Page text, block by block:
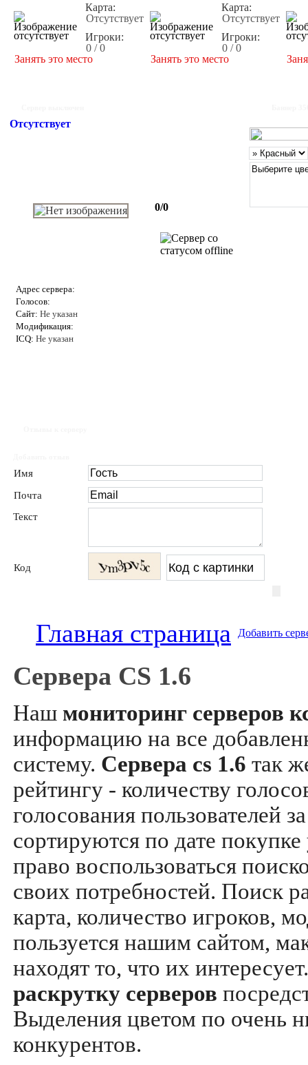
Карта:
Отсутствует
Игроки:
0 / 0
Занять это место
Карта:
Отсутствует
Игроки:
0 / 0
Занять это место
Отсутствует
0/0
Адрес сервера:
Голосов:
Сайт: Не указан
Модификация:
ICQ: Не указан
Имя
Почта
Текст
Код
Главная страница Добавить
Сервера CS 1.6
Наш мониторинг серверов
информацию на все
систему. Сервера cs 1.6 так
рейтингу - количеству
голосования пользователей
сортируются по дате
право воспользоваться
своих потребностей. Поиск
карта, количество игроков,
пользуется нашим сайтом,
находят то, что их
раскрутку серверов
Выделения цветом по очень
конкурентов.